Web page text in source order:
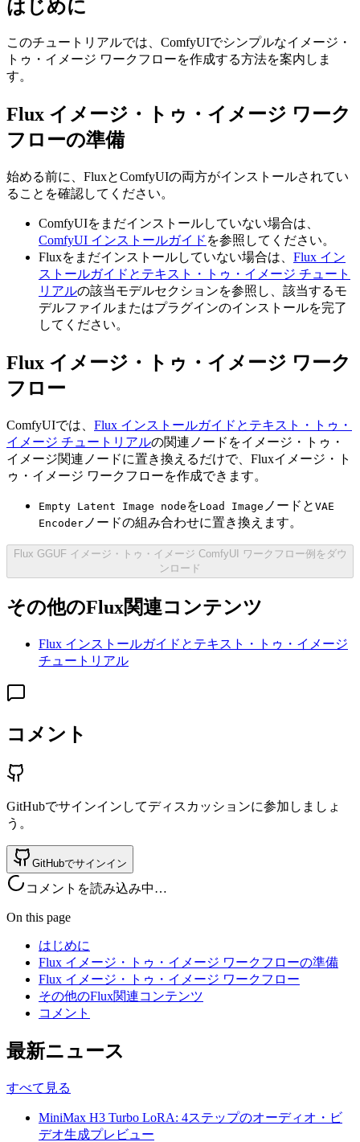
はじめに
このチュートリアルでは、ComfyUIでシンプルなイメージ・
トゥ・イメージ ワークフローを作成する方法を案内しま
す。
Flux イメージ・トゥ・イメージ ワーク
フローの準備
始める前に、FluxとComfyUIの両方がインストールされてい
ることを確認してください。
ComfyUIをまだインストールしていない場合は、
ComfyUI インストールガイド を参照してください。
Fluxをまだインストールしていない場合は、 Flux イン
ストールガイドとテキスト・トゥ・イメージ チュート
リアルの該当モデルセクションを参照し、該当するモ
デルファイルまたはプラグインのインストールを完了
してください。
Flux イメージ・トゥ・イメージ ワーク
フロー
ComfyUIでは、 Flux インストールガイドとテキスト・トゥ・
イメージ チュートリアルの関連ノードをイメージ・トゥ・
イメージ関連ノードに置き換えるだけで、Fluxイメージ・ト
ゥ・イメージ ワークフローを作成できます。
Empty Latent Image node をLoad Image ノードと VAE
Encoder ノードの組み合わせに置き換えます。
Flux GGUF イメージ・トゥ・イメージ ComfyUI ワークフロー例をダウ
ンロード
その他のFlux関連コンテンツ
Flux インストールガイドとテキスト・トゥ・イメージ
チュートリアル
コメント
GitHubでサインインしてディスカッションに参加しましょ
う。
GitHubでサインイン
コメントを読み込み中…
On this page
はじめに
Flux イメージ・トゥ・イメージ ワークフローの準備
Flux イメージ・トゥ・イメージ ワークフロー
その他のFlux関連コンテンツ
コメント
最新ニュース
すべて見る
MiniMax H3 Turbo LoRA: 4ステップのオーディオ・ビ
デオ生成プレビュー